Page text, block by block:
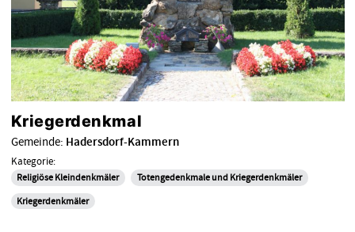
Kriegerdenkmal
Gemeinde: Hadersdorf-Kammern
Kategorie:
Religiöse Kleindenkmäler
Totengedenkmale und Kriegerdenkmäler
Kriegerdenkmäler